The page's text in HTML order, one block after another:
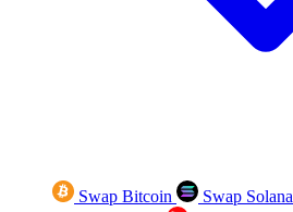
Swap Bitcoin Swap Solana